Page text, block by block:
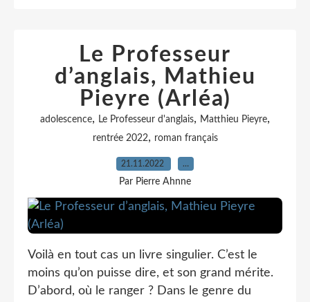
Le Professeur
d’anglais, Mathieu
Pieyre (Arléa)
adolescence, Le Professeur d'anglais, Matthieu Pieyre,
rentrée 2022, roman français
21.11.2022 …
Par Pierre Ahnne
Voilà en tout cas un livre singulier. C’est le
moins qu’on puisse dire, et son grand mérite.
D’abord, où le ranger ? Dans le genre du